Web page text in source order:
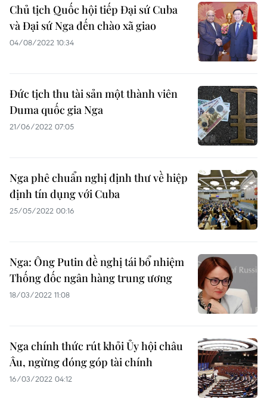
Chủ tịch Quốc hội tiếp Đại sứ Cuba
và Đại sứ Nga đến chào xã giao
04/08/2022 10:34
Đức tịch thu tài sản một thành viên
Duma quốc gia Nga
21/06/2022 07:05
Nga phê chuẩn nghị định thư về hiệp
định tín dụng với Cuba
25/05/2022 00:16
Nga: Ông Putin đề nghị tái bổ nhiệm
Thống đốc ngân hàng trung ương
18/03/2022 11:08
Nga chính thức rút khỏi Ủy hội châu
Âu, ngừng đóng góp tài chính
16/03/2022 04:12